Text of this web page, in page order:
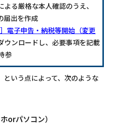
る厳格な本人確認のうえ、
届出を作成
］電子申告・納税等開始（変更
ウンロードし、必要事項を記載
参
という点によって、次のような
orパソコン）